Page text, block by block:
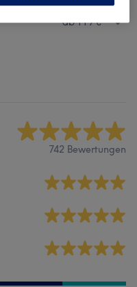
ab 119 €
742 Bewertungen